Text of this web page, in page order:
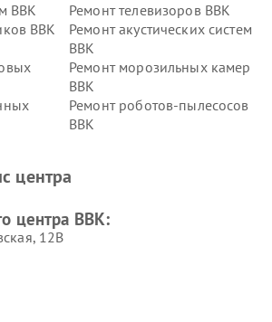
BBK
Ремонт телевизоров BBK
BBK
Ремонт акустических систем
BBK
Ремонт морозильных камер
BBK
Ремонт роботов-пылесосов
BBK
BBK
центра
центра BBK:
12В